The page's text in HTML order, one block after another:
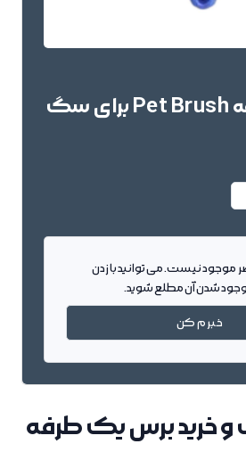
برس یک طرفه Pet Brush برای سگ
موجود نیست. می توانید با زدن
شدن آن مطلع شوید.
خبرم کن
و خرید برس یک طرفه